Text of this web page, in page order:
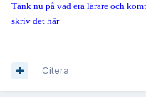
Tänk nu på vad era lärare och
skriv det här
Citera